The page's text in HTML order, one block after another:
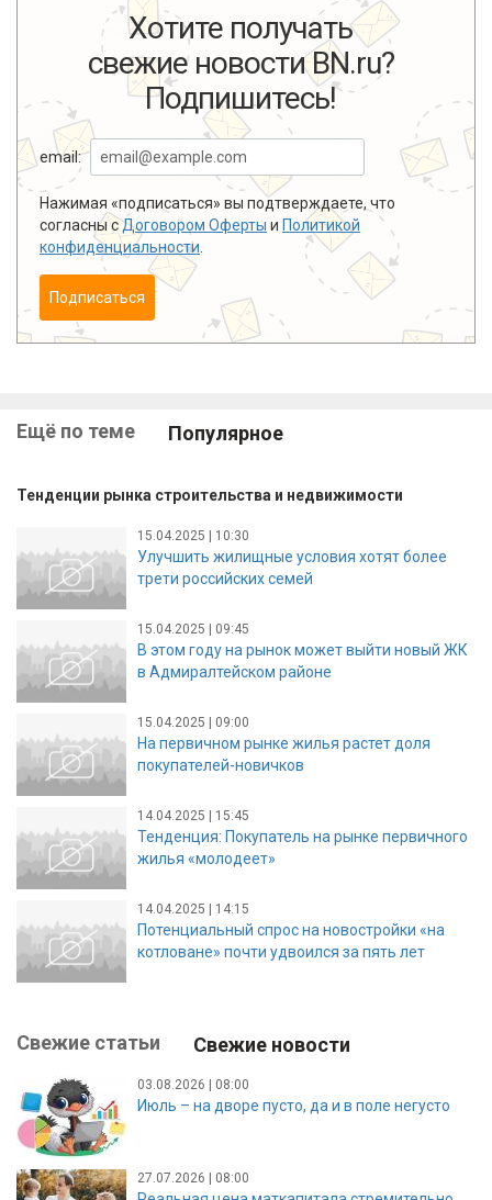
Хотите получать
свежие новости BN.ru?
Подпишитесь!
email:
Нажимая «подписаться» вы подтверждаете, что
согласны сДоговором Оферты и Политикой
конфиденциальности
Подписаться
Ещё по теме Популярное
Тенденции рынка строительства и недвижимости
15.04.2025 | 10:30
Улучшить жилищные условия хотят более
трети российских семей
15.04.2025 | 09:45
В этом году на рынок может выйти новый ЖК
в Адмиралтейском районе
15.04.2025 | 09:00
На первичном рынке жилья растет доля
покупателей-новичков
14.04.2025 | 15:45
Тенденция: Покупатель на рынке первичного
жилья «молодеет»
14.04.2025 | 14:15
Потенциальный спрос на новостройки «на
котловане» почти удвоился за пять лет
Свежие статьи Свежие новости
03.08.2026 | 08:00
Июль – на дворе пусто, да и в поле негусто
27.07.2026 | 08:00